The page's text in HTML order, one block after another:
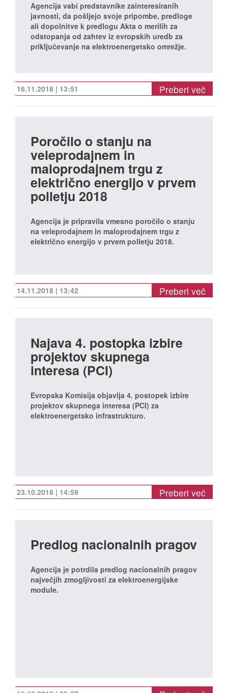
Agencija vabi predstavnike zainteresiranih
javnosti, da pošljejo svoje pripombe, predloge
ali dopolnitve k predlogu Akta o merilih za
odstopanja od zahtev iz evropskih uredb za
priključevanje na elektroenergetsko omrežje.
16.11.2018 | 13:51 Preberi več
Poročilo o stanju na
veleprodajnem in
maloprodajnem trgu z
električno energijo v prvem
polletju 2018
Agencija je pripravila vmesno poročilo o stanju
na veleprodajnem in maloprodajnem trgu z
električno energijo v prvem polletju 2018.
14.11.2018 | 13:42 Preberi več
Najava 4. postopka izbire
projektov skupnega
interesa (PCI)
Evropska Komisija objavlja 4. postopek izbire
projektov skupnega interesa (PCI) za
elektroenergetsko infrastrukturo.
23.10.2018 | 14:59 Preberi več
Predlog nacionalnih pragov
Agencija je potrdila predlog nacionalnih pragov
največjih zmogljivosti za elektroenergijske
module.